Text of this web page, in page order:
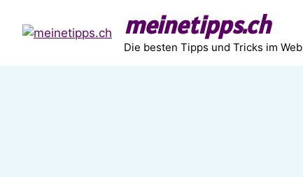
Inhalt
springen
meinetipps.ch
Die besten Tipps und Tricks im